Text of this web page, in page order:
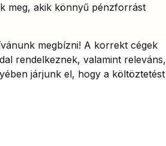
meg, akik könnyű pénzforrást
megbízni! A korrekt cégek
rendelkeznek, valamint releváns,
járjunk el, hogy a költöztetést